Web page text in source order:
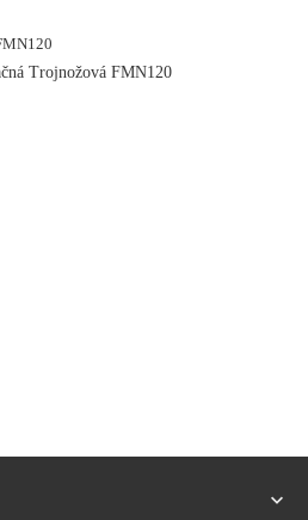
Trojnožová FMN120
